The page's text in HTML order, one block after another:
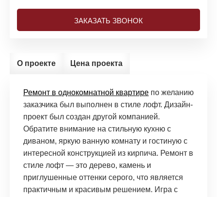
ЗАКАЗАТЬ ЗВОНОК
О проекте Цена проекта
Ремонт в однокомнатной квартире по желанию
заказчика был выполнен в стиле лофт. Дизайн-
проект был создан другой компанией.
Обратите внимание на стильную кухню с
диваном, яркую ванную комнату и гостиную с
интересной конструкцией из кирпича. Ремонт в
стиле лофт — это дерево, камень и
приглушенные оттенки серого, что является
практичным и красивым решением. Игра с